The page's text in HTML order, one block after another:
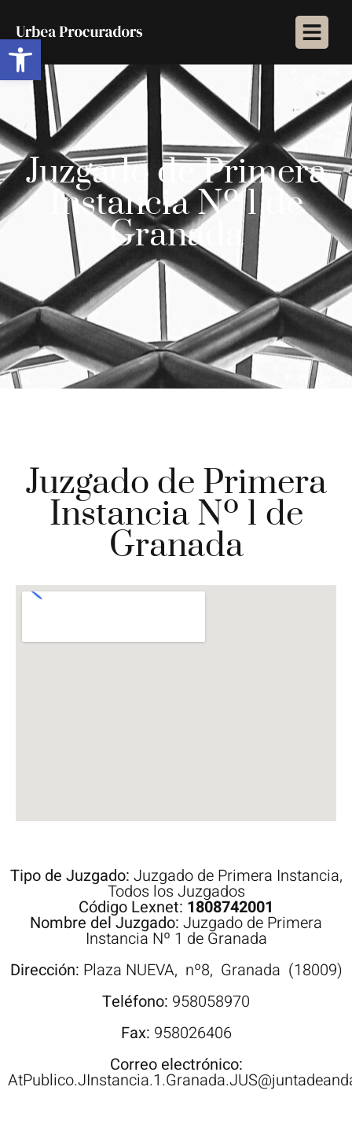
Abrir barra de herramientas
Juzgado de Primera
Instancia Nº 1 de
Granada
Juzgado de Primera
Instancia Nº 1 de
Granada
Tipo de Juzgado: Juzgado de Primera Instancia,
Todos los Juzgados
Código Lexnet: 1808742001
Nombre del Juzgado: Juzgado de Primera
Instancia Nº 1 de Granada
Dirección: Plaza NUEVA, nº8, Granada (18009)
Teléfono: 958058970
Fax: 958026406
Correo electrónico: